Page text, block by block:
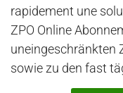
rapidement une
ZPO Online
uneingeschränkten
sowie zu den fast